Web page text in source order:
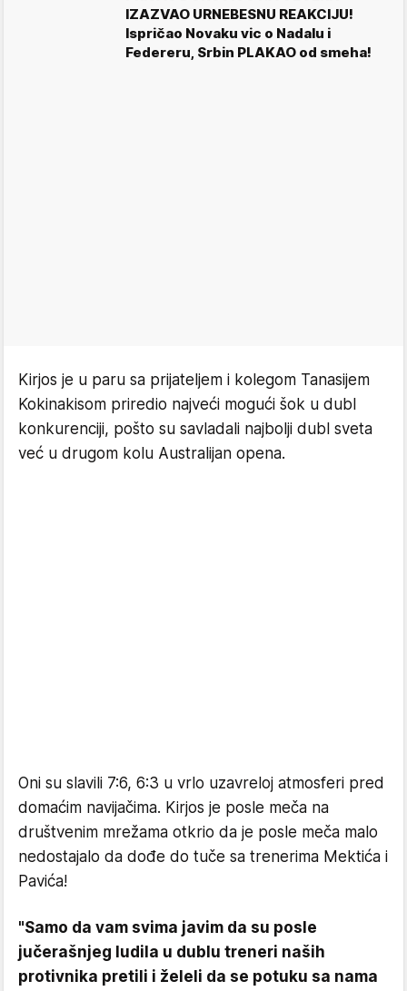
IZAZVAO URNEBESNU REAKCIJU!
Ispričao Novaku vic o Nadalu i
Federeru, Srbin PLAKAO od smeha!
Kirjos je u paru sa prijateljem i kolegom Tanasijem
Kokinakisom priredio najveći mogući šok u dubl
konkurenciji, pošto su savladali najbolji dubl sveta
već u drugom kolu Australijan opena.
Oni su slavili 7:6, 6:3 u vrlo uzavreloj atmosferi pred
domaćim navijačima. Kirjos je posle meča na
društvenim mrežama otkrio da je posle meča malo
nedostajalo da dođe do tuče sa trenerima Mektića i
Pavića!
"Samo da vam svima javim da su posle
jučerašnjeg ludila u dublu treneri naših
protivnika pretili i želeli da se potuku sa nama